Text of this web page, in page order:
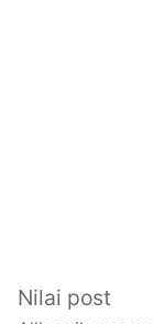
Nilai post